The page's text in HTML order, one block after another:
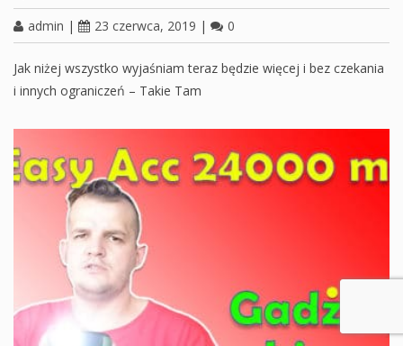
admin | 23 czerwca, 2019 | 0
Jak niżej wszystko wyjaśniam teraz będzie więcej i bez czekania
i innych ograniczeń – Takie Tam